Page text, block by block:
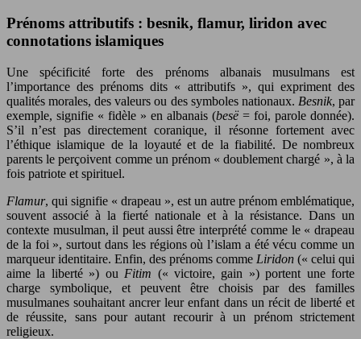
Prénoms attributifs : besnik, flamur, liridon avec
connotations islamiques
Une spécificité forte des prénoms albanais musulmans est
l’importance des prénoms dits « attributifs », qui expriment des
qualités morales, des valeurs ou des symboles nationaux. Besnik, par
exemple, signifie « fidèle » en albanais (besë = foi, parole donnée).
S’il n’est pas directement coranique, il résonne fortement avec
l’éthique islamique de la loyauté et de la fiabilité. De nombreux
parents le perçoivent comme un prénom « doublement chargé », à la
fois patriote et spirituel.
Flamur, qui signifie « drapeau », est un autre prénom emblématique,
souvent associé à la fierté nationale et à la résistance. Dans un
contexte musulman, il peut aussi être interprété comme le « drapeau
de la foi », surtout dans les régions où l’islam a été vécu comme un
marqueur identitaire. Enfin, des prénoms comme Liridon (« celui qui
aime la liberté ») ou Fitim (« victoire, gain ») portent une forte
charge symbolique, et peuvent être choisis par des familles
musulmanes souhaitant ancrer leur enfant dans un récit de liberté et
de réussite, sans pour autant recourir à un prénom strictement
religieux.